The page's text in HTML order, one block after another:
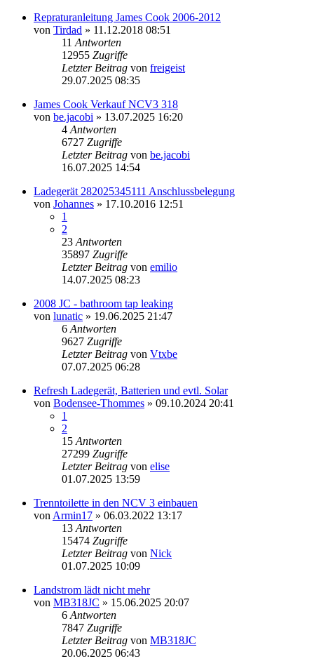
Repraturanleitung James Cook 2006-2012
von Tirdad » 11.12.2018 08:51
11 Antworten
12955 Zugriffe
Letzter Beitrag von freigeist
29.07.2025 08:35
James Cook Verkauf NCV3 318
von be.jacobi » 13.07.2025 16:20
4 Antworten
6727 Zugriffe
Letzter Beitrag von be.jacobi
16.07.2025 14:54
Ladegerät 282025345111 Anschlussbelegung
von Johannes » 17.10.2016 12:51
1
2
23 Antworten
35897 Zugriffe
Letzter Beitrag von emilio
14.07.2025 08:23
2008 JC - bathroom tap leaking
von lunatic » 19.06.2025 21:47
6 Antworten
9627 Zugriffe
Letzter Beitrag von Vtxbe
07.07.2025 06:28
Refresh Ladegerät, Batterien und evtl. Solar
von Bodensee-Thommes » 09.10.2024 20:41
1
2
15 Antworten
27299 Zugriffe
Letzter Beitrag von elise
01.07.2025 13:59
Trenntoilette in den NCV 3 einbauen
von Armin17 » 06.03.2022 13:17
13 Antworten
15474 Zugriffe
Letzter Beitrag von Nick
01.07.2025 10:09
Landstrom lädt nicht mehr
von MB318JC » 15.06.2025 20:07
6 Antworten
7847 Zugriffe
Letzter Beitrag von MB318JC
20.06.2025 06:43